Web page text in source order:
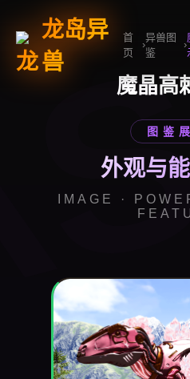
龙岛异
兽
首
页
›
异兽图
鉴
›
魔晶高
图鉴
外观与
IMAGE ·